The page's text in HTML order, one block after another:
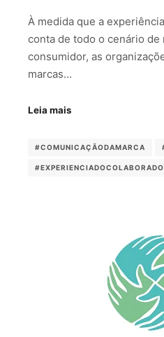
À medida que a
conta de todo o cenário
consumidor, as
marcas…
Leia mais
#COMUNICAÇÃODAMARCA